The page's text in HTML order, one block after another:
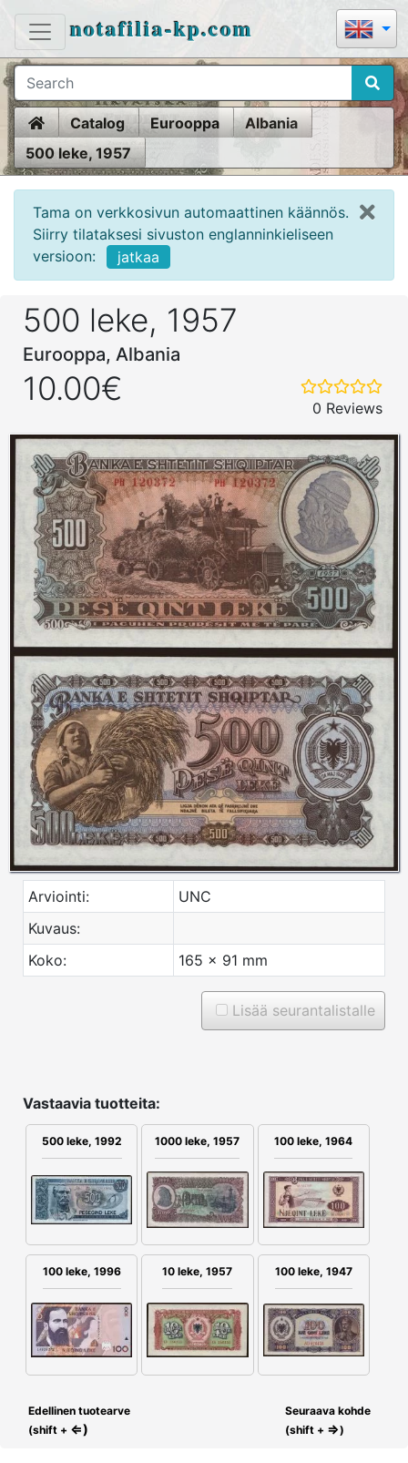
notafilia-kp.com
HomeCatalog Eurooppa
Albania
500 leke, 1957
Tama on verkkosivun automaattinen käännös.
Siirry tilataksesi sivuston englanninkieliseen
versioon:
jatkaa
500 leke, 1957
Eurooppa, Albania
10.00€
0 Reviews
Arviointi:
UNC
Kuvaus:
Koko:
165 x 91 mm
Lisää seurantalistalle
Vastaavia tuotteita:
500 leke, 1992 1000 leke, 1957 100 leke, 1964
100 leke, 1996 10 leke, 1957 100 leke, 1947
Edellinen tuotearve
(shift + ⇐)
Seuraava kohde
(shift + ⇒)